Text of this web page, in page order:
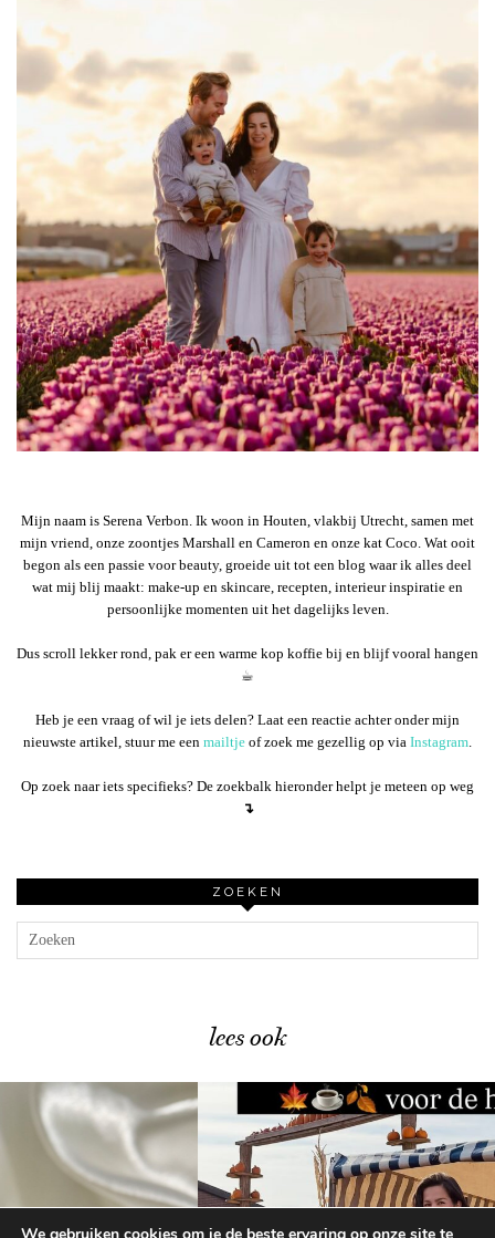
Mijn naam is Serena Verbon. Ik woon in Houten, vlakbij Utrecht, samen met
mijn vriend, onze zoontjes Marshall en Cameron en onze kat Coco. Wat ooit
begon als een passie voor beauty, groeide uit tot een blog waar ik alles deel
wat mij blij maakt: make-up en skincare, recepten, interieur inspiratie en
persoonlijke momenten uit het dagelijks leven.
Dus scroll lekker rond, pak er een warme kop koffie bij en blijf vooral hangen
☕︎
Heb je een vraag of wil je iets delen? Laat een reactie achter onder mijn
nieuwste artikel, stuur me een mailtje of zoek me gezellig op via Instagram.
Op zoek naar iets specifieks? De zoekbalk hieronder helpt je meteen op weg
↴
ZOEKEN
lees ook